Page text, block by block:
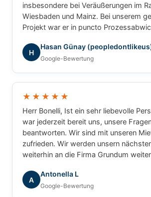
insbesondere bei Veräußerungen im
Wiesbaden und Mainz. Bei unserem
Projekt war er in puncto
ergebnisorientiert. Für gewerbliche
würde ich jederzeit wieder mit ihm
zusammenarbeiten.
H
Hasan Günay
Google-Bewertung
★★★★★
Herr Bonelli, Ist ein sehr liebevolle
war jederzeit bereit uns, unsere
beantworten. Wir sind mit unseren
zufrieden. Wir werden unsern
weiterhin an die Firma Grundum
A
Antonella L
Google-Bewertung